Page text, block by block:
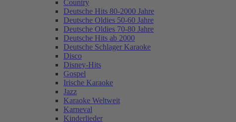
menu
Country
Deutsche Hits 80-2000 Jahre
Deutsche Oldies 50-60 Jahre
Deutsche Oldies 70-80 Jahre
Deutsche Hits ab 2000
Deutsche Schlager Karaoke
Disco
Disney-Hits
Gospel
Irische Karaoke
Jazz
Karaoke Weltweit
Karneval
Kinderlieder